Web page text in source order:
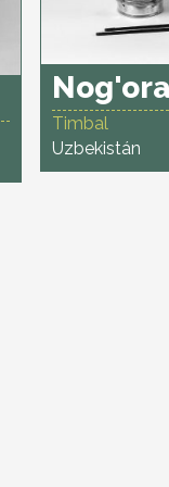
Timbal
Uzbekistán